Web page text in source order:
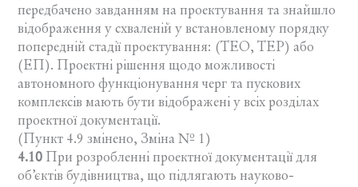
передбачено завданням на проектування та знайшло
відображення у схваленій у встановленому порядку
попередній стадії проектування: (ТЕО, ТЕР) або
(ЕП). Проектні рішення щодо можливості
автономного функціонування черг та пускових
комплексів мають бути відображені у всіх розділах
проектної документації.
(Пункт 4.9 змінено, Зміна № 1)
4.10 При розробленні проектної документації для
об’єктів будівництва, що підлягають науково-